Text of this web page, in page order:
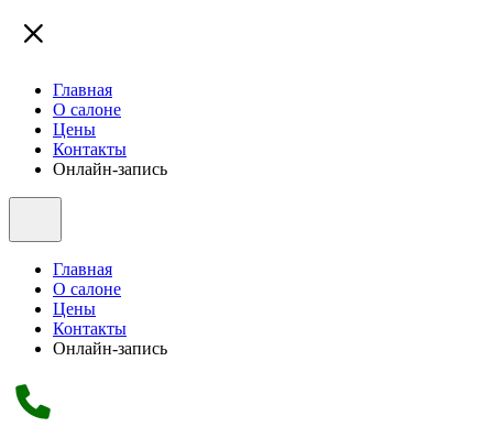
Главная
О салоне
Цены
Контакты
Онлайн-запись
Главная
О салоне
Цены
Контакты
Онлайн-запись